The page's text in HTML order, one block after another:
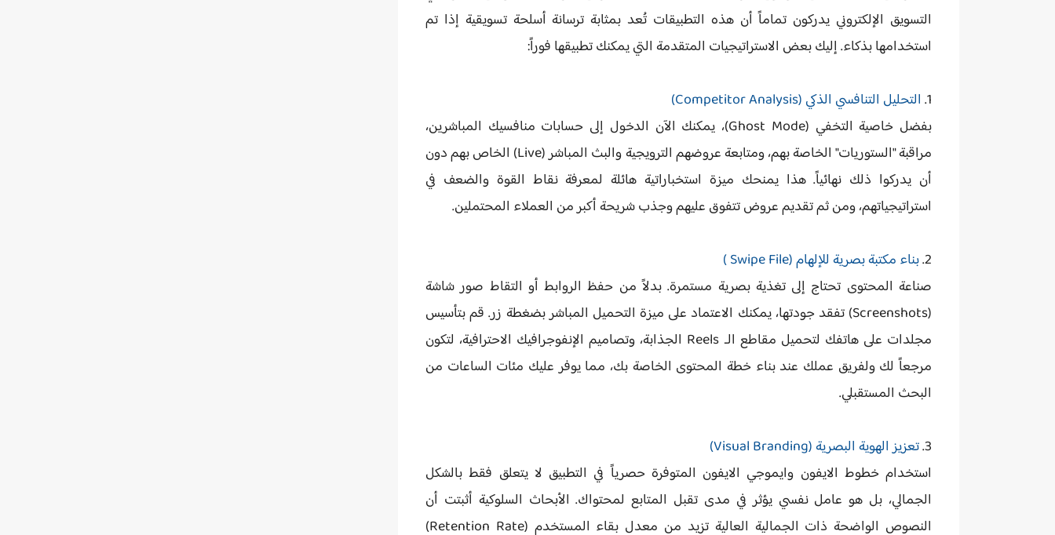
التسويق الإلكتروني يدركون تماماً أن هذه التطبيقات تُعد بمثابة ترسانة أسلحة تسويقية إذا تم
استخدامها بذكاء. إليك بعض الاستراتيجيات المتقدمة التي يمكنك تطبيقها فوراً:
1. التحليل التنافسي الذكي (Competitor Analysis)
بفضل خاصية التخفي (Ghost Mode)، يمكنك الآن الدخول إلى حسابات منافسيك المباشرين،
مراقبة "الستوريات" الخاصة بهم، ومتابعة عروضهم الترويجية والبث المباشر (Live) الخاص بهم دون
أن يدركوا ذلك نهائياً. هذا يمنحك ميزة استخباراتية هائلة لمعرفة نقاط القوة والضعف في
استراتيجياتهم، ومن ثم تقديم عروض تتفوق عليهم وجذب شريحة أكبر من العملاء المحتملين.
2. بناء مكتبة بصرية للإلهام (Swipe File )
صناعة المحتوى تحتاج إلى تغذية بصرية مستمرة. بدلاً من حفظ الروابط أو التقاط صور شاشة
(Screenshots) تفقد جودتها، يمكنك الاعتماد على ميزة
التحميل المباشر بضغطة زر. قم بتأسيس
مجلدات على هاتفك لتحميل مقاطع الـ Reels الجذابة، وتصاميم الإنفوجرافيك الاحترافية، لتكون
مرجعاً لك ولفريق عملك عند بناء خطة المحتوى الخاصة بك، مما يوفر عليك مئات الساعات من
البحث المستقبلي.
3. تعزيز الهوية البصرية (Visual Branding)
استخدامخطوط الايفون وايموجي الايفون المتوفرة حصرياً في التطبيق لا يتعلق فقط بالشكل
الجمالي، بل هو عامل نفسي يؤثر في مدى تقبل المتابع لمحتواك. الأبحاث السلوكية أثبتت أن
النصوص الواضحة ذات الجمالية العالية تزيد من معدل بقاء المستخدم (Retention Rate)